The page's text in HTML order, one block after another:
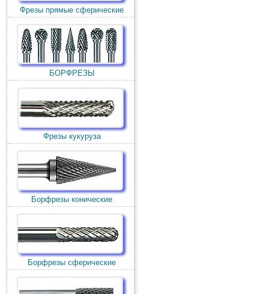
Фрезы прямые сферические
БОРФРЕЗЫ
Фрезы кукуруза
Борфрезы конические
Борфрезы сферические